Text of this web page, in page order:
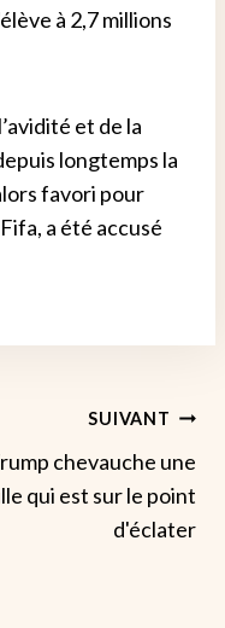
à 2,7 millions
et de la
longtemps la
favori pour
a été accusé
SUIVANT
chevauche une
qui est sur le point
d'éclater